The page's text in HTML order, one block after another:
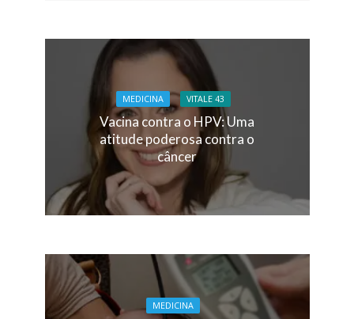
MEDICINA VITALE 43
Vacina contra o HPV: Uma
atitude poderosa contra o
câncer
MEDICINA